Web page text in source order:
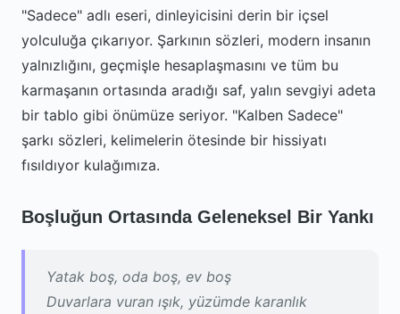
"Sadece" adlı eseri, dinleyicisini derin bir içsel
yolculuğa çıkarıyor. Şarkının sözleri, modern insanın
yalnızlığını, geçmişle hesaplaşmasını ve tüm bu
karmaşanın ortasında aradığı saf, yalın sevgiyi adeta
bir tablo gibi önümüze seriyor. "Kalben Sadece"
şarkı sözleri, kelimelerin ötesinde bir hissiyatı
fısıldıyor kulağımıza.
Boşluğun Ortasında Geleneksel Bir Yankı
Yatak boş, oda boş, ev boş
Duvarlara vuran ışık, yüzümde karanlık